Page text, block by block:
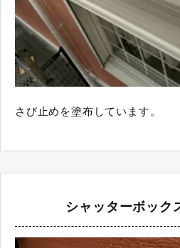
さび止めを塗布しています。
シャッターボッ